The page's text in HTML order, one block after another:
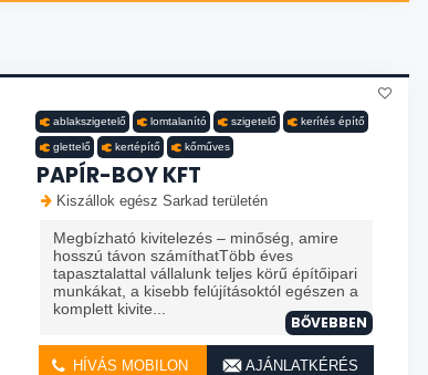
ablakszigetelő lomtalanító szigetelő kerítés építő
glettelő kertépítő kőműves
PAPÍR-BOY KFT
Kiszállok egész Sarkad területén
Megbízható kivitelezés – minőség, amire
hosszú távon számíthatTöbb éves
tapasztalattal vállalunk teljes körű építőipari
munkákat, a kisebb felújításoktól egészen a
komplett kivite...
BŐVEBBEN
HÍVÁS MOBILON AJÁNLATKÉRÉS